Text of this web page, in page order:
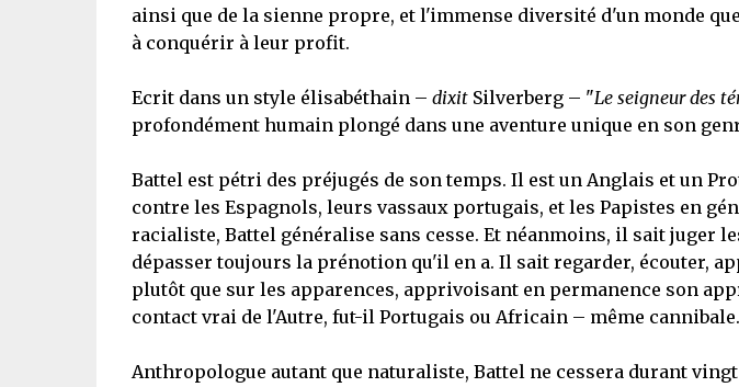
ainsi que de la sienne propre, et l'immense diversité d'un monde
à conquérir à leur profit.
Ecrit dans un style élisabéthain – dixitSilverberg – "Le seigneur des
profondément humain plongé dans une aventure unique en son
Battel est pétri des préjugés de son temps. Il est un Anglais et un
contre les Espagnols, leurs vassaux portugais, et les Papistes en
racialiste, Battel généralise sans cesse. Et néanmoins, il sait juger
dépasser toujours la prénotion qu'il en a. Il sait regarder, écouter,
plutôt que sur les apparences, apprivoisant en permanence son
contact vrai de l'Autre, fut-il Portugais ou Africain – même cannibale.
Anthropologue autant que naturaliste, Battel ne cessera durant